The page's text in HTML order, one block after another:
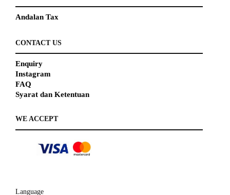
Andalan Tax
CONTACT US
Enquiry
Instagram
FAQ
Syarat dan Ketentuan
WE ACCEPT
Language